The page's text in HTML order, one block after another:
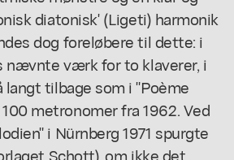
diatonisk' (Ligeti) harmonik
dog foreløbere til dette: i
nævnte værk for to klaverer, i
langt tilbage som i "Poème
metronomer fra 1962. Ved
i Nürnberg 1971 spurgte
Schott), om ikke det